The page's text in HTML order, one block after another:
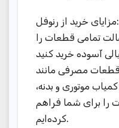
مزایای خرید از رنوفل:
تمامی قطعات را
مصرفی مانند
موتوری و بدنه،
را برای شما فراهم
کرده‌ایم.